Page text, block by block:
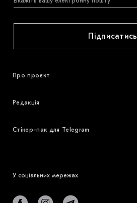
Підписатись
Про проєкт
Редакція
Стікер-пак для Telegram
У соціальних мережах